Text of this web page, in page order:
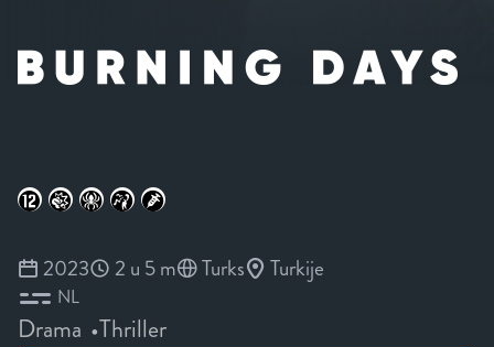
2023 2 u 5 m Turks Turkije
NL
Drama Thriller